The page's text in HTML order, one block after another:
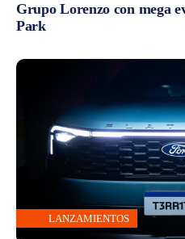
Grupo Lorenzo con mega
Park
LANZAMIENTOS